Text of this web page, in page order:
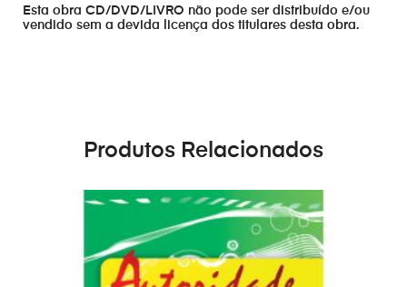
Esta obra CD/DVD/LIVRO não pode ser distribuído e/ou
vendido sem a devida licença dos titulares desta obra.
Produtos Relacionados